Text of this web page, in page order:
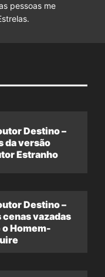
pessoas me
Destino –
da versão
Estranho
Destino –
cenas vazadas
Homem-